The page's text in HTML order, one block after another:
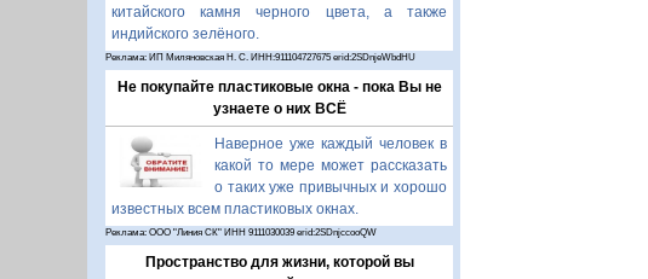
китайского камня черного цвета, а также
индийского зелёного.
Реклама: ИП Миляновская Н. С. ИНН:911104727675 erid:2SDnjeWbdHU
Не покупайте пластиковые окна - пока Вы не
узнаете о них ВСЁ
Наверное уже каждый человек в
какой то мере может рассказать
о таких уже привычных и хорошо
известных всем пластиковых окнах.
Реклама: ООО "Линия СК" ИНН 9111030039 erid:2SDnjccooQW
Пространство для жизни, которой вы